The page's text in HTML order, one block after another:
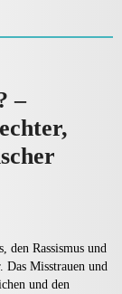
–
den Rassismus und
Misstrauen und
und den